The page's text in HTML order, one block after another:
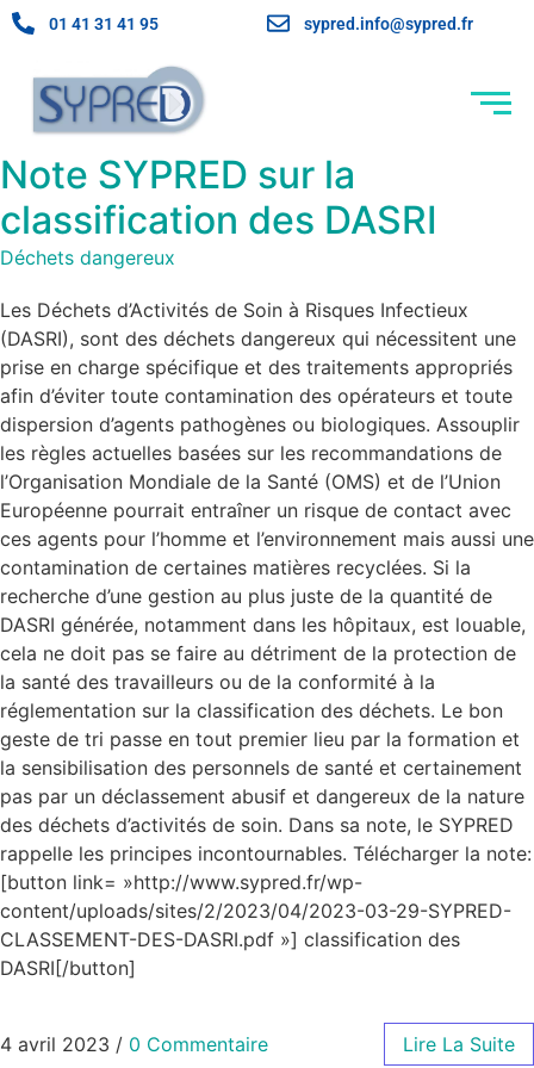
01 41 31 41 95 sypred.info@sypred.fr
Note SYPRED sur la
classification des DASRI
Déchets dangereux
Les Déchets d’Activités de Soin à Risques Infectieux
(DASRI), sont des déchets dangereux qui nécessitent une
prise en charge spécifique et des traitements appropriés
afin d’éviter toute contamination des opérateurs et toute
dispersion d’agents pathogènes ou biologiques. Assouplir
les règles actuelles basées sur les recommandations de
l’Organisation Mondiale de la Santé (OMS) et de l’Union
Européenne pourrait entraîner un risque de contact avec
ces agents pour l’homme et l’environnement mais aussi une
contamination de certaines matières recyclées. Si la
recherche d’une gestion au plus juste de la quantité de
DASRI générée, notamment dans les hôpitaux, est louable,
cela ne doit pas se faire au détriment de la protection de
la santé des travailleurs ou de la conformité à la
réglementation sur la classification des déchets. Le bon
geste de tri passe en tout premier lieu par la formation et
la sensibilisation des personnels de santé et certainement
pas par un déclassement abusif et dangereux de la nature
des déchets d’activités de soin. Dans sa note, le SYPRED
rappelle les principes incontournables. Télécharger la note:
[button link= »http://www.sypred.fr/wp-
content/uploads/sites/2/2023/04/2023-03-29-SYPRED-
CLASSEMENT-DES-DASRI.pdf »] classification des
DASRI[/button]
4 avril 2023 / 0 Commentaire Lire La Suite